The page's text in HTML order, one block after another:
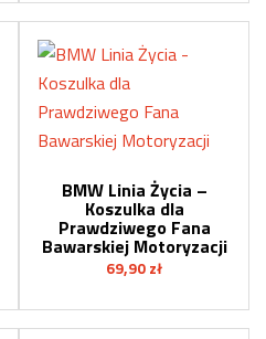
BMW Linia Życia –
Koszulka dla
Prawdziwego Fana
Bawarskiej Motoryzacji
69,90 zł